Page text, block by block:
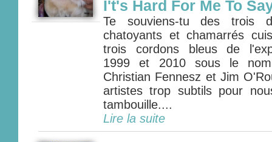
I't's Hard For Me To
Te souviens-tu des trois
chatoyants et chamarrés
trois cordons bleus de
1999 et 2010 sous le
Christian Fennesz et Jim
artistes trop subtils pour
tambouille....
Lire la suite